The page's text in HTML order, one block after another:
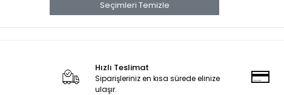
SAF PTFE SALMASTRALAR
SN63/PB37 LEHİMLER
GM ANAEROBİKLER
SN60/PB40 LEHİMLER
Seçimleri Temizle
Hızlı Teslimat
Siparişleriniz en kısa sürede elinize
ulaşır.